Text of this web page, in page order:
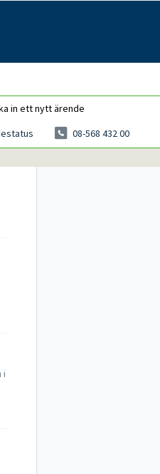
in ett nytt ärende
08-568 432 00
i